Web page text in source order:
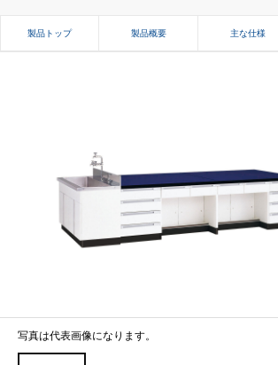
製品トップ 製品概要 主な仕様
写真は代表画像になります。